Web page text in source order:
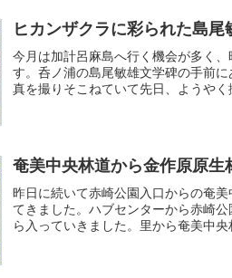
ヒカンザクラに彩られた島尾
今月は加計呂麻島へ行く機会が多く
す。呑ノ浦の島尾敏雄文学碑の手前
真を撮りそこねていて先日、ようや
奄美中央林道から金作原原生
昨日に続いて赤崎公園入口からの奄
てきました。ハブセンターから赤崎
ら入っていきました。里から奄美中